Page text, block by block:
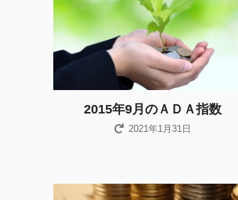
2015年9月のＡＤＡ指数
2021年1月31日